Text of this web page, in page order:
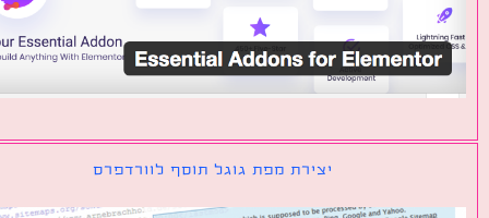
יצירת מפת גוגל תוסף לוורדפרס